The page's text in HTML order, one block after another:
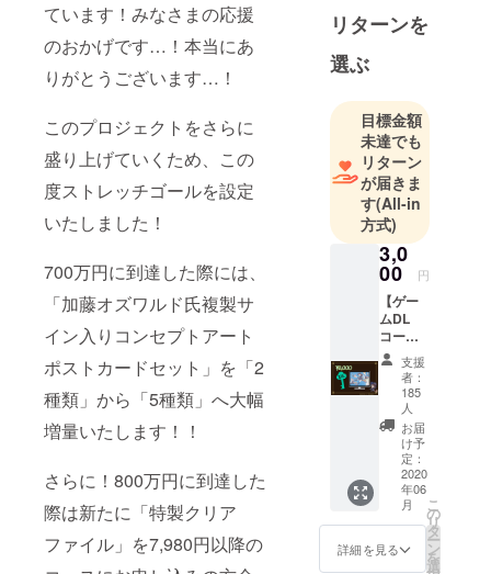
ています！みなさまの応援
のおかげです…！本当にあ
りがとうございます…！
このプロジェクトをさらに
盛り上げていくため、この
度ストレッチゴールを設定
いたしました！
700万円に到達した際には、
「加藤オズワルド氏複製サ
イン入りコンセプトアート
ポストカードセット」を「2
種類」から「5種類」へ大幅
増量いたします！！
さらに！800万円に到達した
際は新たに「特製クリア
ファイル」を7,980円以降の
けて、どん
なことでも
できて、ど
んな自分に
もなれる」
そんな最高
の自由があ
る“もうひと
つの世界”を
作ることを
目標に、今
までにない
VR体験を生
み出し、世
界に向けて
VRコンテン
ツを発信し
リターンを
選ぶ
目標金額
未達でも
リターン
が届きま
す(All-in
方式)
3,0
00 円
【ゲー
ムDL
コー
ス】 ・
「LWA
VR」DL
キー ・
オリジ
ナルデ
スク
トップ
壁紙
ゲーム
のDL
キーと
支援
者：
185
人
お届
け予
定：
2020
年06
月
詳細を見る
こ
の
リ
タ
ー
ン
を
選